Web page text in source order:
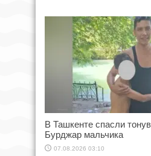
В Ташкенте спасли
Бурджар мальчика
07.08.2026 03:10